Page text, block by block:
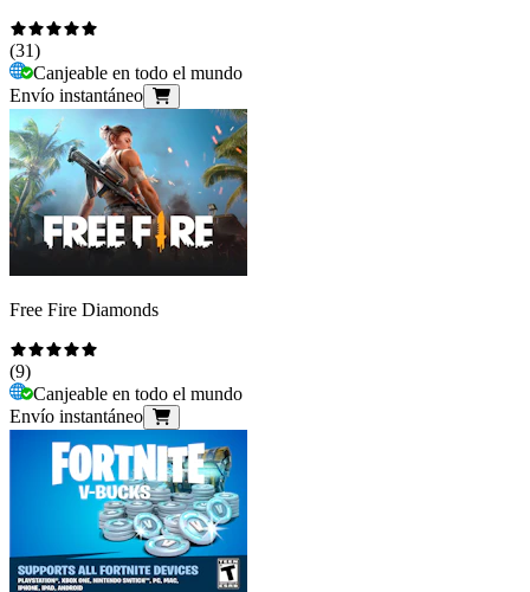
(31)
Canjeable en todo el mundo
Envío instantáneo
Free Fire Diamonds
(9)
Canjeable en todo el mundo
Envío instantáneo